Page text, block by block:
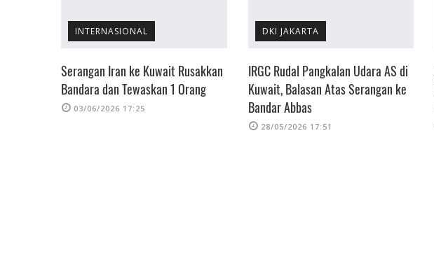
INTERNASIONAL
Serangan Iran ke Kuwait Rusakkan
Bandara dan Tewaskan 1 Orang
03/06/2026 17:25
DKI JAKARTA
IRGC Rudal Pangkalan Udara AS di
Kuwait, Balasan Atas Serangan ke
Bandar Abbas
28/05/2026 17:51